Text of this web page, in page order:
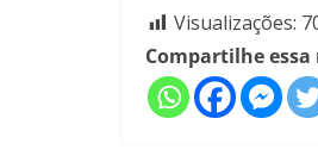
Visualizações:
Compartilhe